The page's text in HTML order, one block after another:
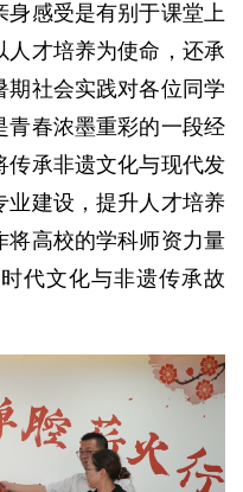
身感受是有别于课堂上
人才培养为使命，还承
期社会实践对各位同学
青春浓墨重彩的一段经
传承非遗文化与现代发
业建设，提升人才培养
将高校的学科师资力量
代文化与非遗传承故